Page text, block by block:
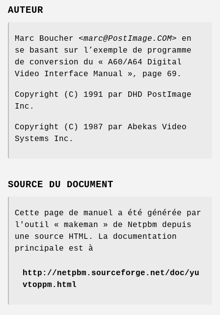
AUTEUR
Marc Boucher <marc@PostImage.COM> en
se basant sur l’exemple de programme
de conversion du « A60/A64 Digital
Video Interface Manual », page 69.
Copyright (C) 1991 par DHD PostImage
Inc.
Copyright (C) 1987 par Abekas Video
Systems Inc.
SOURCE DU DOCUMENT
Cette page de manuel a été générée par
l'outil « makeman » de Netpbm depuis
une source HTML. La documentation
principale est à
http://netpbm.sourceforge.net/doc/yu
vtoppm.html